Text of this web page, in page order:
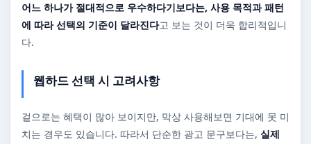
어느 하나가 절대적으로 우수하다기보다는, 사용 목적과 패턴
에 따라 선택의 기준이 달라진다고 보는 것이 더욱 합리적입니
다.
웹하드 선택 시 고려사항
겉으로는 혜택이 많아 보이지만, 막상 사용해보면 기대에 못 미
치는 경우도 있습니다. 따라서 단순한 광고 문구보다는, 실제